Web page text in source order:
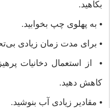
بکاهید.
• به پهلوی چپ بخوابید.
• برای مدت زمان زیادی
• از استعمال دخانیات
کاهش دهید.
• مقادیر زیادی آب بنوشید.